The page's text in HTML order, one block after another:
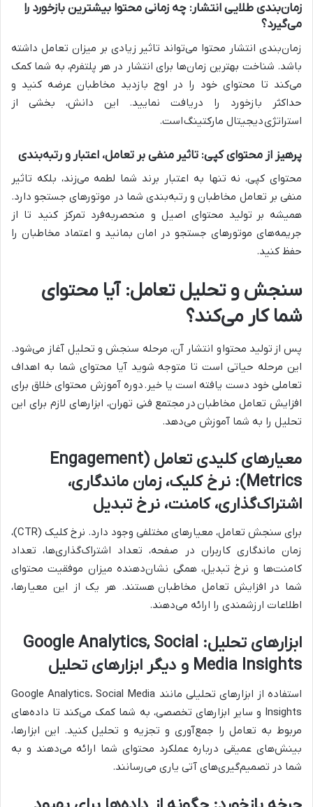
زمان‌بندی طلایی انتشار: چه زمانی محتوا بیشترین بازخورد را
می‌گیرد؟
زمان‌بندی انتشار محتوا می‌تواند تاثیر زیادی بر میزان تعامل داشته
باشد. شناخت بهترین زمان‌ها برای انتشار در هر پلتفرم، به شما کمک
می‌کند تا محتوای خود را در اوج بازدید مخاطبان عرضه کنید و
حداکثر بازخورد را دریافت نمایید. این دانش، بخشی از
استراتژیدیجیتال مارکتینگاست.
پرهیز از محتوای کپی: تاثیر منفی بر تعامل، اعتبار و رتبه‌بندی
محتوای کپی، نه تنها به اعتبار برند شما لطمه می‌زند، بلکه تاثیر
منفی بر تعامل مخاطبان و رتبه‌بندی شما در موتورهای جستجو دارد.
همیشه بر تولید محتوای اصیل و منحصربه‌فرد تمرکز کنید تا از
جریمه‌های موتورهای جستجو در امان بمانید و اعتماد مخاطبان را
حفظ کنید.
سنجش و تحلیل تعامل: آیا محتوای
شما کار می‌کند؟
پس از تولید محتواو انتشار آن، مرحله سنجش و تحلیل آغاز می‌شود.
این مرحله حیاتی است تا متوجه شوید آیا محتوای شما به اهداف
تعاملی خود دست یافته است یا خیر.دوره آموزش محتوای خلاق برای
افزایش تعامل مخاطباندر مجتمع فنی تهران، ابزارهای لازم برای این
تحلیل را به شما آموزش می‌دهد.
معیارهای کلیدی تعامل (Engagement
Metrics): نرخ کلیک، زمان ماندگاری،
اشتراک‌گذاری، کامنت، نرخ تبدیل
برای سنجش تعامل، معیارهای مختلفی وجود دارد. نرخ کلیک (CTR)،
زمان ماندگاری کاربران در صفحه، تعداد اشتراک‌گذاری‌ها، تعداد
کامنت‌ها و نرخ تبدیل، همگی نشان‌دهنده میزان موفقیت محتوای
شما در افزایش تعامل مخاطبان هستند. هر یک از این معیارها،
اطلاعات ارزشمندی را ارائه می‌دهند.
ابزارهای تحلیل: Google Analytics, Social
Media Insights و دیگر ابزارهای تحلیل
استفاده از ابزارهای تحلیلی مانند Google Analytics، Social Media
Insights و سایر ابزارهای تخصصی، به شما کمک می‌کند تا داده‌های
مربوط به تعامل را جمع‌آوری و تجزیه و تحلیل کنید. این ابزارها،
بینش‌های عمیقی درباره عملکرد محتوای شما ارائه می‌دهند و به
شما در تصمیم‌گیری‌های آتی یاری می‌رسانند.